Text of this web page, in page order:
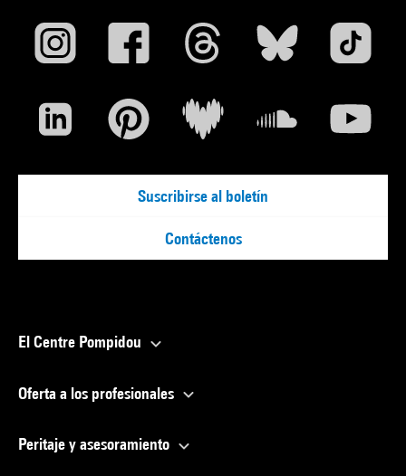
Suscribirse al boletín
Contáctenos
El Centre Pompidou
Oferta a los profesionales
Peritaje y asesoramiento